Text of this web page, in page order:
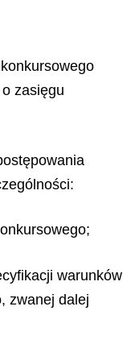
zasięgu
warunków
zwanej dalej